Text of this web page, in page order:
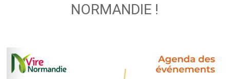
NORMANDIE !